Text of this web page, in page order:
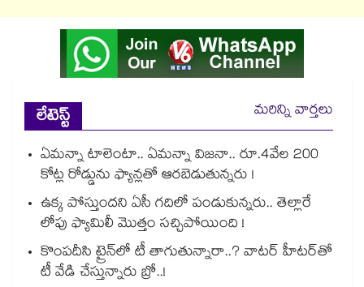
లేటెస్ట్
మరిన్ని వార్తలు
ఏమన్నా టాలెంటా.. ఏమన్నా విజనా.. రూ.4వేల 200
కోట్ల రోడ్డును ఫ్యాన్లతో ఆరబెడుతున్నరు !
ఉక్క పోస్తుందని ఏసీ గదిలో పండుకున్నరు.. తెల్లారే
లోపు ఫ్యామిలీ మొత్తం సచ్చిపోయింది !
కొంపదీసి ట్రైన్⁬లో టీ తాగుతున్నారా..? వాటర్ హీటర్⁭⁭తో
టీ వేడి చేస్తున్నారు బ్రో..!